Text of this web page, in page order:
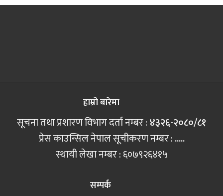
हाम्रो बारेमा
सूचना तथा प्रशारण विभाग दर्ता नम्बर :४३२६-२०८०/८१
प्रेस काउन्सिल नेपाल सूचीकरण नम्बर :.....
स्थायी लेखा नम्बर : ६०७९२६४१५
सम्पर्क